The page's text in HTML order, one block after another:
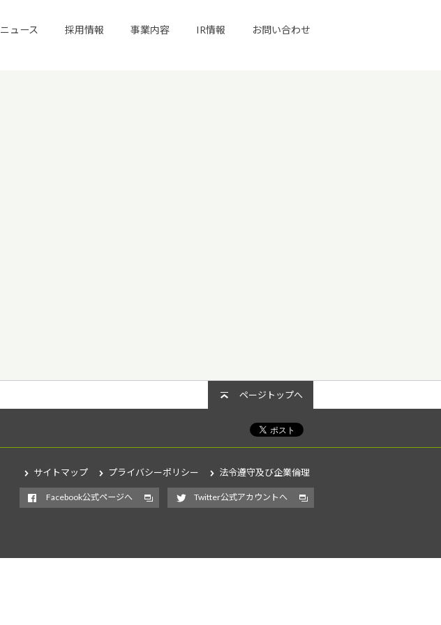
ニュース 採用情報 事業内容 IR情報 お問い合わせ
ページトップへ
サイトマップ プライバシーポリシー 法令遵守及び企業倫理
Facebook公式ページへ Twitter公式アカウントへ